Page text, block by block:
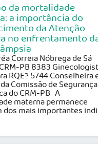
da mortalidade
a importância do
da Atenção
no enfrentamento
Correia Nóbrega de Sá
PB 8383
RQE? 5744 Conselheira
Comissão de Segurança
do CRM-PB A
materna permanece
dos mais importantes